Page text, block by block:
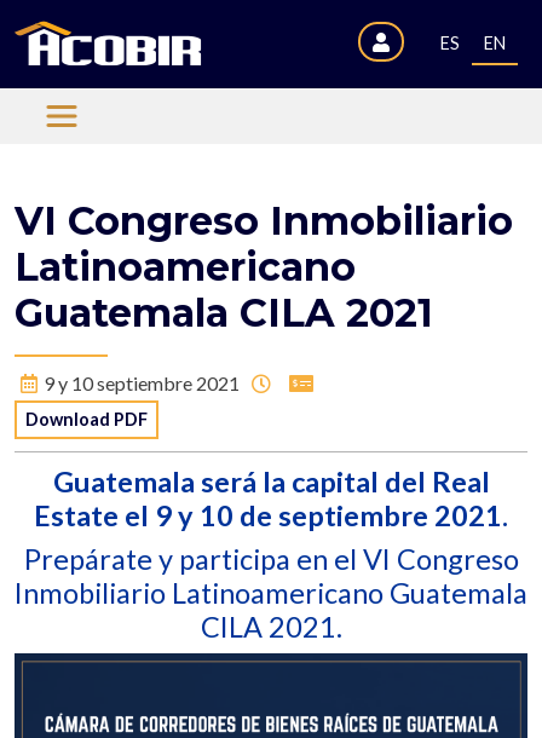
ES EN
VI Congreso Inmobiliario
Latinoamericano
Guatemala CILA 2021
9 y 10 septiembre 2021
Download PDF
Guatemala será la capital del Real
Estate el 9 y 10 de septiembre 2021.
Prepárate y participa en el VI Congreso
Inmobiliario Latinoamericano Guatemala
CILA 2021.